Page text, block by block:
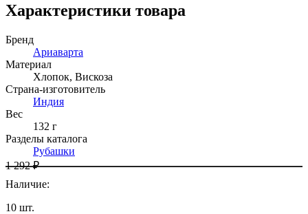
Характеристики товара
Бренд
Ариаварта
Материал
Хлопок, Вискоза
Страна-изготовитель
Индия
Вес
132 г
Разделы каталога
Рубашки
1 292 ₽
Наличие:
10 шт.